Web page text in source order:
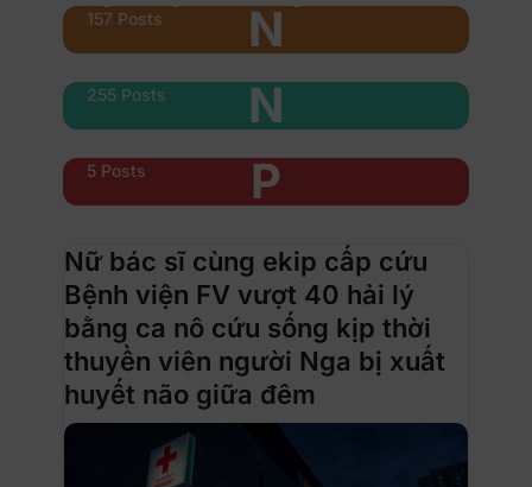
N
157 Posts
N
255 Posts
P
5 Posts
Nữ bác sĩ cùng ekip cấp cứu
Bệnh viện FV vượt 40 hải lý
bằng ca nô cứu sống kịp thời
thuyền viên người Nga bị xuất
huyết não giữa đêm